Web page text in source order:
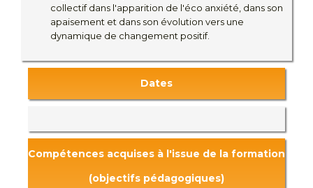
collectif dans l'apparition de l'éco anxiété, dans son
apaisement et dans son évolution vers une
dynamique de changement positif.
Dates
Compétences acquises à l'issue de la formation
(objectifs pédagogiques)